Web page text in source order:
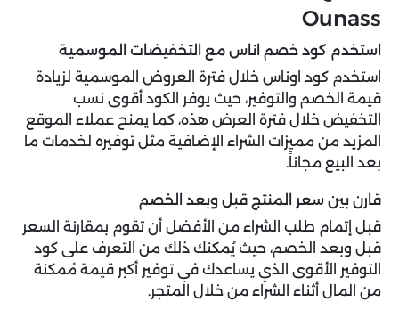
Ounass
استخدم كود خصم اناس مع التخفيضات الموسمية
استخدم كود اوناس خلال فترة العروض الموسمية لزيادة
قيمة الخصم والتوفير، حيث يوفر الكود أقوى نسب
التخفيض خلال فترة العرض هذه، كما يمنح عملاء الموقع
المزيد من مميزات الشراء الإضافية مثل توفيره لخدمات ما
بعد البيع مجاناً.
قارن بين سعر المنتج قبل وبعد الخصم
قبل إتمام طلب الشراء من الأفضل أن تقوم بمقارنة السعر
قبل وبعد الخصم، حيث يُمكنك ذلك من التعرف على كود
التوفير الأقوى الذي يساعدك في توفير أكبر قيمة مُمكنة
من المال أثناء الشراء من خلال المتجر.